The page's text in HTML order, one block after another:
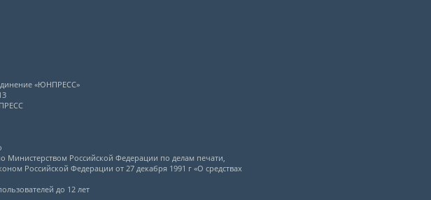
«ЮНПРЕСС»
Министерством Российской Федерации по делам печати,
Российской Федерации от 27 декабря 1991 г «О средствах
до 12 лет